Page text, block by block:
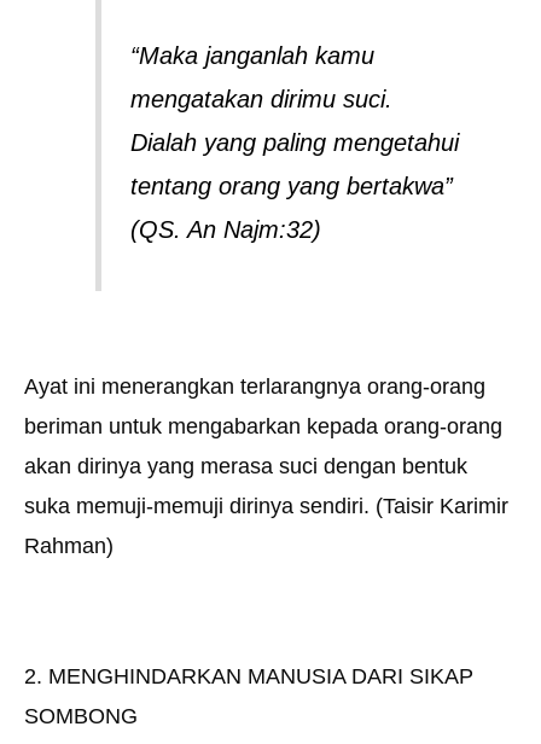
“Maka janganlah kamu
mengatakan dirimu suci.
Dialah yang paling mengetahui
tentang orang yang bertakwa”
(QS. An Najm:32)
Ayat ini menerangkan terlarangnya orang-orang
beriman untuk mengabarkan kepada orang-orang
akan dirinya yang merasa suci dengan bentuk
suka memuji-memuji dirinya sendiri. (Taisir Karimir
Rahman)
2. MENGHINDARKAN MANUSIA DARI SIKAP
SOMBONG